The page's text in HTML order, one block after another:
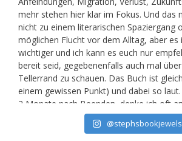
@stephsbookjewels